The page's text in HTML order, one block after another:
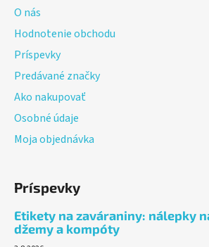
O nás
Hodnotenie obchodu
Príspevky
Predávané značky
Ako nakupovať
Osobné údaje
Moja objednávka
Príspevky
Etikety na zaváraniny: nálepky
džemy a kompóty